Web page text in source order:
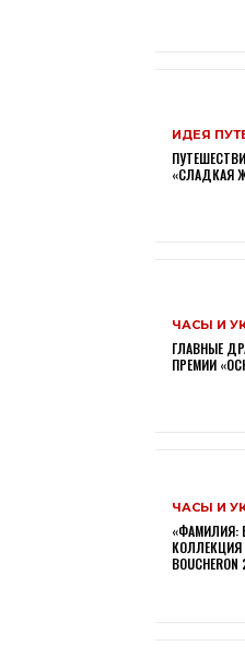
ИДЕЯ
«СЛАДКАЯ
ЧАСЫ И
ГЛАВНЫЕ
ПРЕМИИ
ЧАСЫ И
«ФАМИЛИЯ: